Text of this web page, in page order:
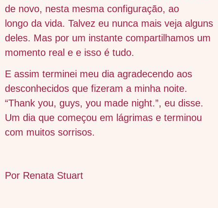
de novo, nesta mesma configuração, ao
longo da vida. Talvez eu nunca mais veja alguns
deles. Mas por um instante compartilhamos um
momento real e e isso é tudo.
E assim terminei meu dia agradecendo aos
desconhecidos que fizeram a minha noite.
“Thank you, guys, you made night.”, eu disse.
Um dia que começou em lágrimas e terminou
com muitos sorrisos.
Por Renata Stuart